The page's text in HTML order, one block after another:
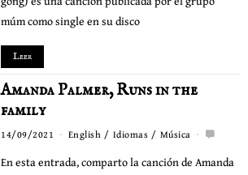
múm como single en su disco
Leer
Amanda Palmer, Runs in the
family
14/09/2021 English / Idiomas / Música
En esta entrada, comparto la canción de Amanda